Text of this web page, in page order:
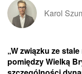
Karol
„W związku ze
pomiędzy Wielką